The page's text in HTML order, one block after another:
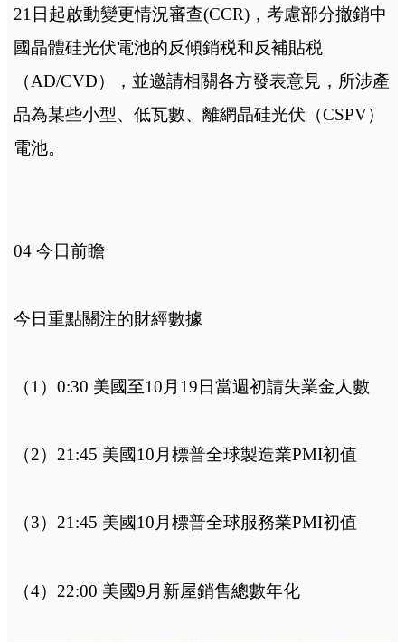
21日起啟動變更情況審查(CCR)，考慮部分撤銷中
國晶體硅光伏電池的反傾銷税和反補貼税
（AD/CVD），並邀請相關各方發表意見，所涉產
品為某些小型、低瓦數、離網晶硅光伏（CSPV）
電池。
04 今日前瞻
今日重點關注的財經數據
（1）0:30 美國至10月19日當週初請失業金人數
（2）21:45 美國10月標普全球製造業PMI初值
（3）21:45 美國10月標普全球服務業PMI初值
（4）22:00 美國9月新屋銷售總數年化